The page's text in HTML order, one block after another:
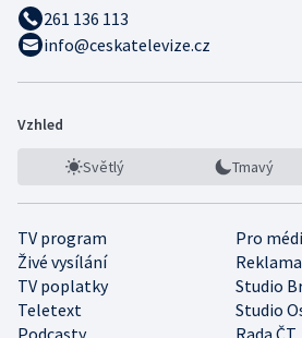
261 136 113
info@ceskatelevize.cz
Vzhled
Světlý Tmavý
TV program
Pro
Živé vysílání
Reklama
TV poplatky
Studio
Teletext
Studio